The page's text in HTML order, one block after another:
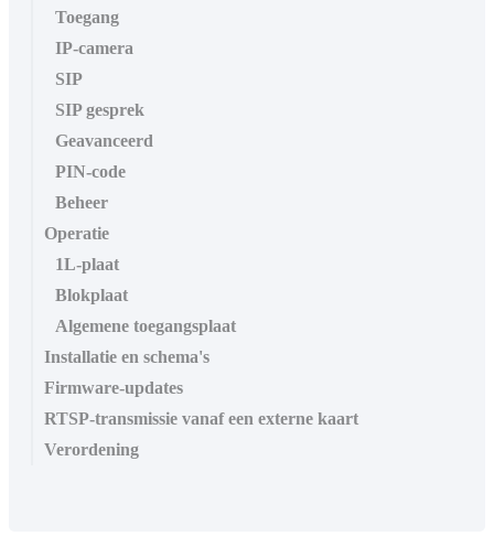
Toegang
IP-camera
SIP
SIP gesprek
Geavanceerd
PIN-code
Beheer
Operatie
1L-plaat
Blokplaat
Algemene toegangsplaat
Installatie en schema's
Firmware-updates
RTSP-transmissie vanaf een externe kaart
Verordening